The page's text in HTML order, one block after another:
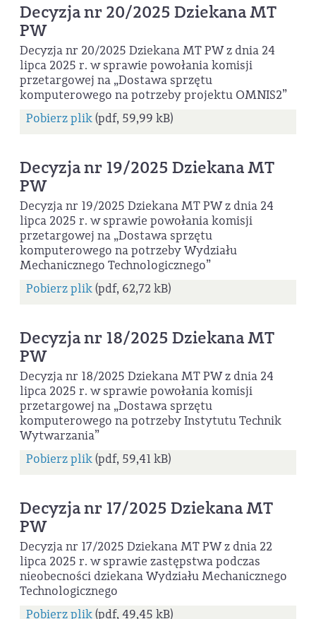
Decyzja nr 20/2025 Dziekana MT
PW
Decyzja nr 20/2025 Dziekana MT PW z dnia 24
lipca 2025 r. w sprawie powołania komisji
przetargowej na „Dostawa sprzętu
komputerowego na potrzeby projektu OMNIS2”
Pobierz plik(pdf, 59,99 kB)
Decyzja nr 19/2025 Dziekana MT
PW
Decyzja nr 19/2025 Dziekana MT PW z dnia 24
lipca 2025 r. w sprawie powołania komisji
przetargowej na „Dostawa sprzętu
komputerowego na potrzeby Wydziału
Mechanicznego Technologicznego”
Pobierz plik(pdf, 62,72 kB)
Decyzja nr 18/2025 Dziekana MT
PW
Decyzja nr 18/2025 Dziekana MT PW z dnia 24
lipca 2025 r. w sprawie powołania komisji
przetargowej na „Dostawa sprzętu
komputerowego na potrzeby Instytutu Technik
Wytwarzania”
Pobierz plik(pdf, 59,41 kB)
Decyzja nr 17/2025 Dziekana MT
PW
Decyzja nr 17/2025 Dziekana MT PW z dnia 22
lipca 2025 r. w sprawie zastępstwa podczas
nieobecności dziekana Wydziału Mechanicznego
Technologicznego
Pobierz plik(pdf, 49,45 kB)